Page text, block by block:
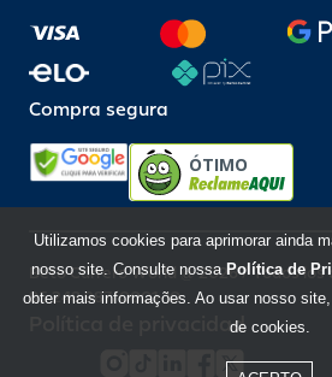
Compra segura
ÓTIMO
Beto Carrero World @ 2026 / Todos
85.248.987/0001-10
Política de privacidad
Utilizamos cookies para aprimorar ainda
nosso site. Consulte nossa Política de
obter mais informações. Ao usar nosso
de cookies.